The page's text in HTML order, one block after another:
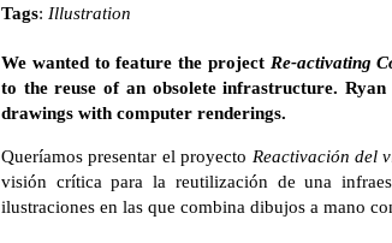
Tags: Illustration
We wanted to feature the project Re-activating
to the reuse of an obsolete infrastructure.
drawings with computer renderings.
Queríamos presentar el proyecto Reactivación del
visión crítica para la reutilización de una
ilustraciones en las que combina dibujos a mano